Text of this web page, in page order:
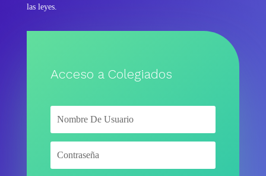
las leyes.
Acceso a Colegiados